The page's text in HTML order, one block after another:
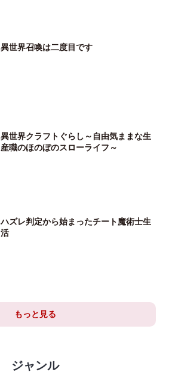
異世界召喚は二度目です
異世界クラフトぐらし～自由気ままな生
産職のほのぼのスローライフ～
ハズレ判定から始まったチート魔術士生
活
もっと見る
ジャンル